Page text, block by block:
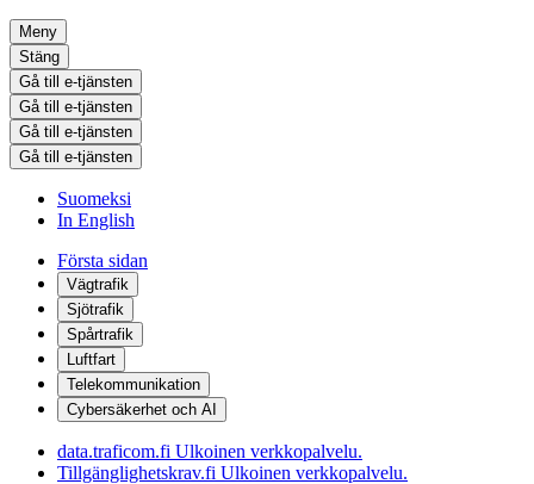
Meny
Stäng
Gå till e-tjänsten
Gå till e-tjänsten
Gå till e-tjänsten
Gå till e-tjänsten
Suomeksi
In English
Första sidan
Vägtrafik
Sjötrafik
Spårtrafik
Luftfart
Telekommunikation
Cybersäkerhet och AI
data.traficom.fi Ulkoinen verkkopalvelu.
Tillgänglighetskrav.fi Ulkoinen verkkopalvelu.